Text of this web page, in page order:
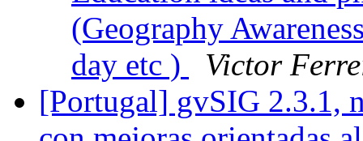
(Geography
day etc )
Victor
[Portugal] gvSIG 2.3.1,